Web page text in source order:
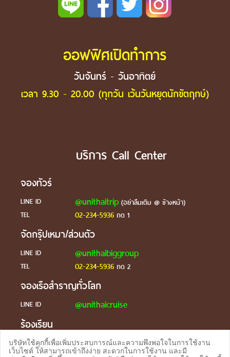
ออฟฟิศเปิดทำการ
วันจันทร์ - วันอาทิตย์
เวลา 9.30 - 20.00 (ทุกวัน เว้นวันหยุดนักขัตฤกษ์)
บริการ Call Center
จองทัวร์
LINE ID @unithaitrip(อย่าลืมเติม @ ข้างหน้า)
TEL
02-234-5936กด 1
จัดกรุ๊ปเหมา/ส่วนตัว
LINE ID @unithaibiggroup
TEL 02-234-5936กด 2
จองเรือสำราญทั่วโลก
LINE ID @unithaicruise
ร้องเรียน
LINE ID @unithaicare
บริษัทใช้คุกกี้เพื่อเพิ่มประสบการณ์และความพึงพอใจในการใช้งาน
เว็บไซต์ ให้สามารถเข้าถึงง่าย สะดวกในการใช้งาน และมี